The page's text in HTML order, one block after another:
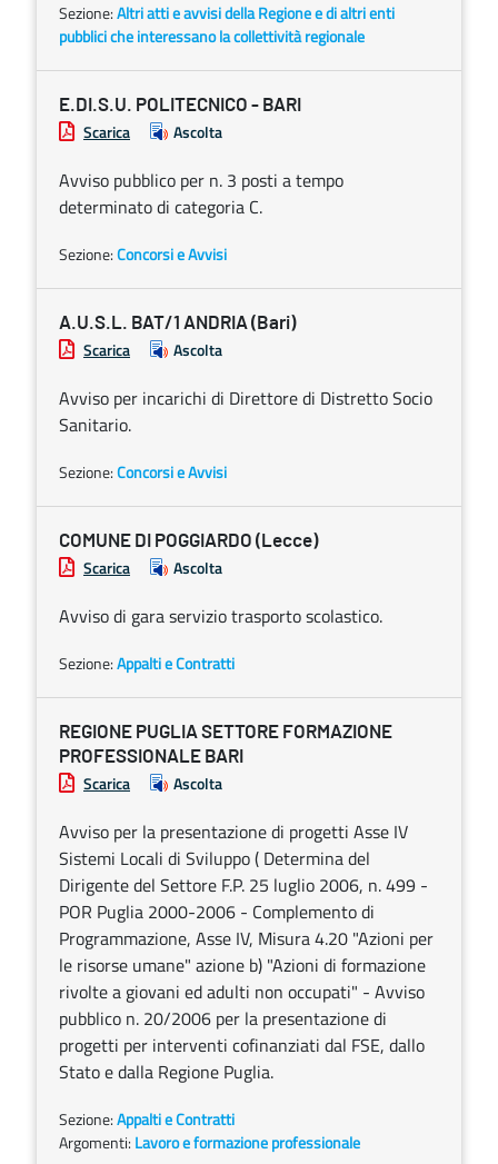
Sezione:Altri atti e avvisi della Regione e di altri enti
pubblici che interessano la collettività regionale
E.DI.S.U. POLITECNICO - BARI
Scarica Ascolta
Avviso pubblico per n. 3 posti a tempo
determinato di categoria C.
Sezione:Concorsi e Avvisi
A.U.S.L. BAT/1 ANDRIA (Bari)
Scarica Ascolta
Avviso per incarichi di Direttore di Distretto Socio
Sanitario.
Sezione:Concorsi e Avvisi
COMUNE DI POGGIARDO (Lecce)
Scarica Ascolta
Avviso di gara servizio trasporto scolastico.
Sezione:Appalti e Contratti
REGIONE PUGLIA SETTORE FORMAZIONE
PROFESSIONALE BARI
Scarica Ascolta
Avviso per la presentazione di progetti Asse IV
Sistemi Locali di Sviluppo ( Determina del
Dirigente del Settore F.P. 25 luglio 2006, n. 499 -
POR Puglia 2000-2006 - Complemento di
Programmazione, Asse IV, Misura 4.20 "Azioni per
le risorse umane" azione b) "Azioni di formazione
rivolte a giovani ed adulti non occupati" - Avviso
pubblico n. 20/2006 per la presentazione di
progetti per interventi cofinanziati dal FSE, dallo
Stato e dalla Regione Puglia.
Sezione:Appalti e Contratti
Argomenti: Lavoro e formazione professionale